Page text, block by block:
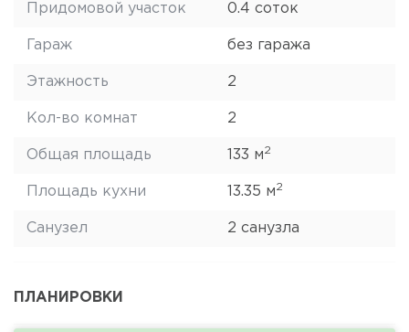
Придомовой участок 0.4 соток
Гараж без гаража
Этажность 2
Кол-во комнат 2
Общая площадь 133 м2
Площадь кухни 13.35 м2
Санузел 2 санузла
ПЛАНИРОВКИ